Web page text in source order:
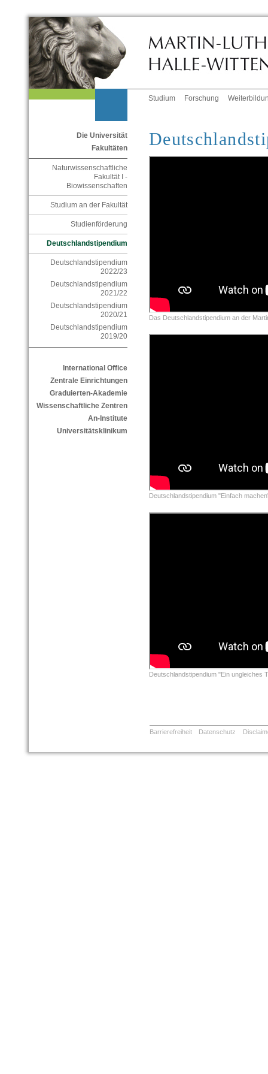
Studium Forschung
Die Universität
Fakultäten
Naturwissenschaftliche
Fakultät I -
Biowissenschaften
Studium an der Fakultät
Studienförderung
Deutschlandstipendium
Deutschlandstipendium
2022/23
Deutschlandstipendium
2021/22
Deutschlandstipendium
2020/21
Deutschlandstipendium
2019/20
International Office
Zentrale Einrichtungen
Graduierten-Akademie
Wissenschaftliche Zentren
An-Institute
Universitätsklinikum
Das Deutschlandstipendium an der
Deutschlandstipendium "Einfach
Deutschlandstipendium "Ein ungleiches
Barrierefreiheit Datenschutz